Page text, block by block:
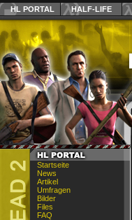
HL PORTAL HALF-LIFE
Startseite
News
Artikel
Umfragen
Bilder
Files
FAQ